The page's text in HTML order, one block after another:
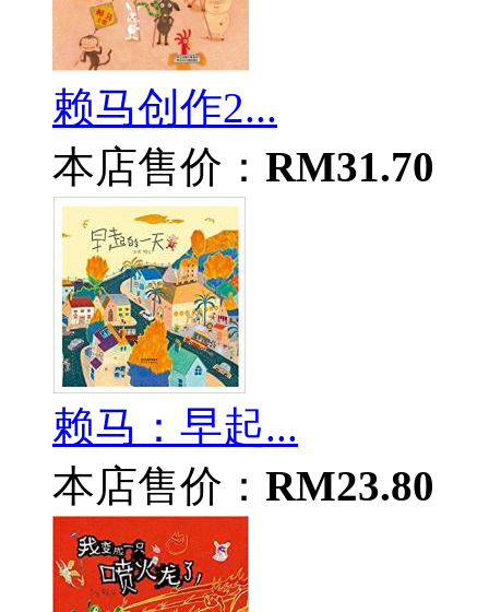
赖马创作2...
本店售价： RM31.70
赖马：早起...
本店售价： RM23.80